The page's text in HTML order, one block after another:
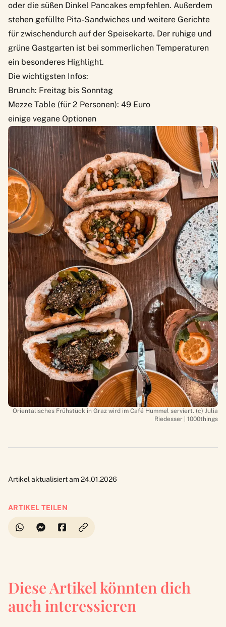
oder die süßen Dinkel Pancakes empfehlen. Außerdem
stehen gefüllte Pita-Sandwiches und weitere Gerichte
für zwischendurch auf der Speisekarte. Der ruhige und
grüne Gastgarten ist bei sommerlichen Temperaturen
ein besonderes Highlight.
Die wichtigsten Infos:
Brunch: Freitag bis Sonntag
Mezze Table (für 2 Personen): 49 Euro
einige vegane Optionen
Orientalisches Frühstück in Graz wird im Café Hummel serviert. (c) Julia
Riedesser | 1000things
Artikel aktualisiert am 24.01.2026
ARTIKEL TEILEN
Diese Artikel könnten dich
auch interessieren